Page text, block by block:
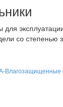
со
Влагозащищенные